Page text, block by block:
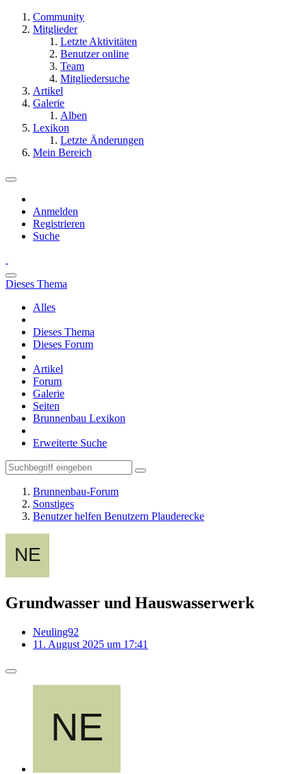
Community
Mitglieder
Letzte Aktivitäten
Benutzer online
Team
Mitgliedersuche
Artikel
Galerie
Alben
Lexikon
Letzte Änderungen
Mein Bereich
Anmelden
Registrieren
Suche
Dieses Thema
Alles
Dieses Thema
Dieses Forum
Artikel
Forum
Galerie
Seiten
Brunnenbau Lexikon
Erweiterte Suche
Brunnenbau-Forum
Sonstiges
Benutzer helfen Benutzern Plauderecke
Grundwasser und Hauswasserwerk
Neuling92
11. August 2025 um 17:41